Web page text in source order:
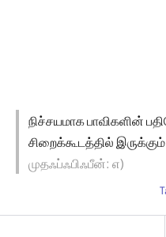
நிச்சயமாக பாவிகளின்
சிறைக்கூடத்தில்
முதஃப்ஃபிஃபீன்: ௭)